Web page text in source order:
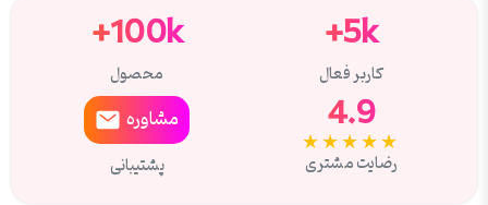
5k+
کاربر فعال
100k+
محصول
4.9
★★★★★
رضایت مشتری
مشاوره
پشتیبانی